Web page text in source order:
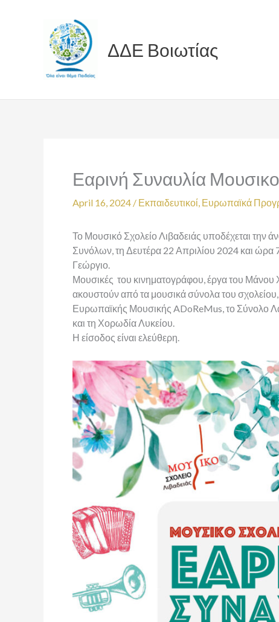
ΔΔΕ Βοιωτίας
Εαρινή Συναυλία
April 16, 2024 / Εκπαιδευτικοί, Ευρωπαϊκά
Το Μουσικό Σχολείο Λιβαδειάς υποδέχεται την
Συνόλων, τη Δευτέρα 22 Απριλίου 2024 και ώρα
Γεώργιο.
Μουσικές του κινηματογράφου, έργα του Μάνου
ακουστούν από τα μουσικά σύνολα του
Ευρωπαϊκής Μουσικής ADoReMus, το Σύνολο
και τη Χορωδία Λυκείου.
Η είσοδος είναι ελεύθερη.